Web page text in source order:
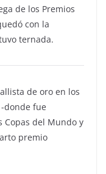
de los Premios
con la
ternada.
de oro en los
donde fue
del Mundo y
premio